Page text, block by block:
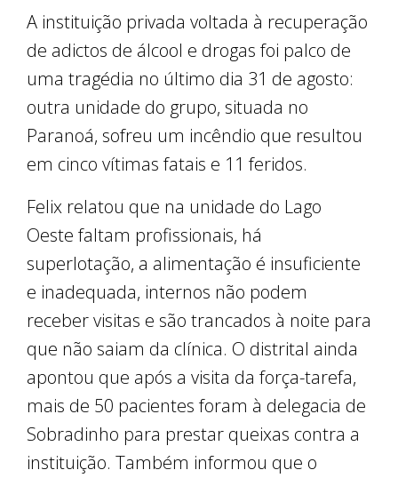
A instituição privada voltada à recuperação
de adictos de álcool e drogas foi palco de
uma tragédia no último dia 31 de agosto:
outra unidade do grupo, situada no
Paranoá, sofreu um incêndio que resultou
em cinco vítimas fatais e 11 feridos.
Felix relatou que na unidade do Lago
Oeste faltam profissionais, há
superlotação, a alimentação é insuficiente
e inadequada, internos não podem
receber visitas e são trancados à noite para
que não saiam da clínica. O distrital ainda
apontou que após a visita da força-tarefa,
mais de 50 pacientes foram à delegacia de
Sobradinho para prestar queixas contra a
instituição. Também informou que o